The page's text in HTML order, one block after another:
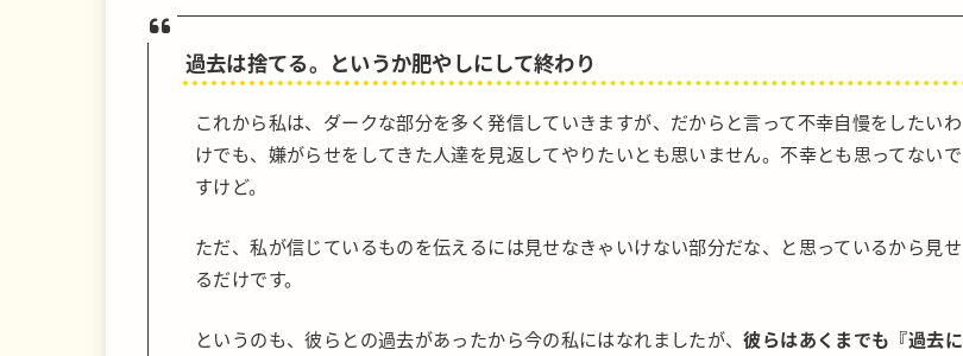
過去は捨てる。というか肥やしにして終わり
これから私は、ダークな部分を多く発信していきますが、だからと言って不幸自慢をしたいわ
けでも、嫌がらせをしてきた人達を見返してやりたいとも思いません。不幸とも思ってないで
すけど。
ただ、私が信じているものを伝えるには見せなきゃいけない部分だな、と思っているから見せ
るだけです。
というのも、彼らとの過去があったから今の私にはなれましたが、彼らはあくまでも『過去に